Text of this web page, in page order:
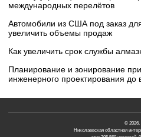
международных перелётов
Автомобили из США под заказ
увеличить объемы продаж
Как увеличить срок службы
Планирование и зонирование
инженерного проектирования до
© 2026.
Николаевская областная